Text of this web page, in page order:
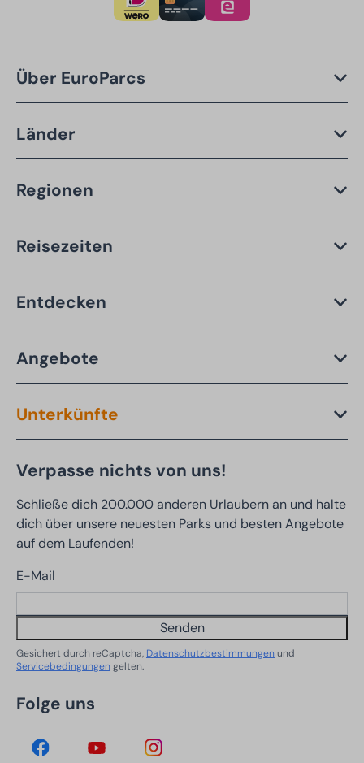
Über EuroParcs
Länder
Regionen
Reisezeiten
Entdecken
Angebote
Unterkünfte
Verpasse nichts von uns!
Schließe dich 200.000 anderen Urlaubern an und halte
dich über unsere neuesten Parks und besten Angebote
auf dem Laufenden!
E-Mail
Senden
Gesichert durch reCaptcha, Datenschutzbestimmungen und
Servicebedingungen gelten.
Folge uns